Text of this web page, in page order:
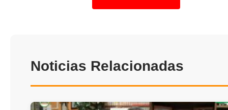
Noticias Relacionadas